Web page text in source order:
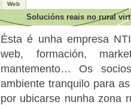
Web
Solucións reais no rural
Ésta é unha empresa
web, formación,
mantemento… Os
ambiente tranquilo para
por ubicarse nunha zona